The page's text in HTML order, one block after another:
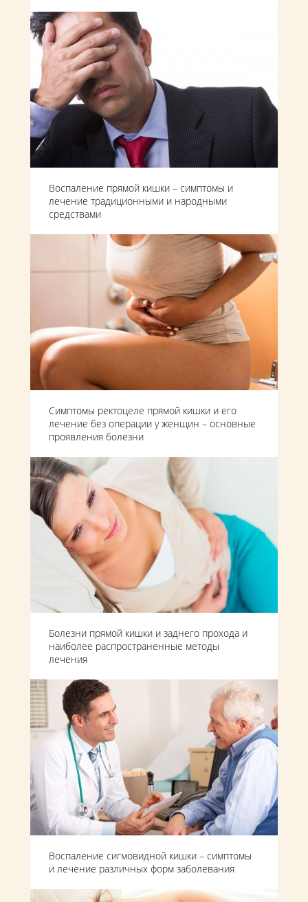
Воспаление прямой кишки – симптомы и
лечение традиционными и народными
средствами
Симптомы ректоцеле прямой кишки и его
лечение без операции у женщин – основные
проявления болезни
Болезни прямой кишки и заднего прохода и
наиболее распространенные методы
лечения
Воспаление сигмовидной кишки – симптомы
и лечение различных форм заболевания